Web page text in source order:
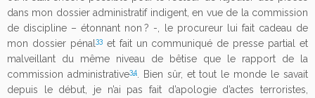
dans mon dossier administratif indigent, en vue de la commission
de discipline – étonnant non ? -, le procureur lui fait cadeau de
mon dossier pénal33et fait un communiqué de presse partial et
malveillant du même niveau de bêtise que le rapport de la
commission administrative34. Bien sûr, et tout le monde le savait
depuis le début, je n’ai pas fait d’apologie d’actes terroristes,